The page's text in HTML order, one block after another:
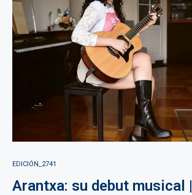
EDICIÓN_2741
Arantxa: su debut musical |